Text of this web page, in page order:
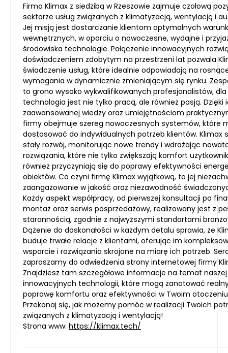
Firma Klimax z siedzibą w Rzeszowie zajmuje czołową
sektorze usług związanych z klimatyzacją, wentylacją i
Jej misją jest dostarczanie klientom optymalnych
wewnętrznych, w oparciu o nowoczesne, wydajne i
środowiska technologie. Połączenie innowacyjnych
doświadczeniem zdobytym na przestrzeni lat pozwala
świadczenie usług, które idealnie odpowiadają na
wymagania w dynamicznie zmieniającym się rynku.
to grono wysoko wykwalifikowanych profesjonalistów,
technologia jest nie tylko pracą, ale również pasją. Dzięki
zaawansowanej wiedzy oraz umiejętnościom
firmy obejmuje szereg nowoczesnych systemów, które
dostosować do indywidualnych potrzeb klientów. Klimax
stały rozwój, monitorując nowe trendy i wdrażając
rozwiązania, które nie tylko zwiększają komfort
również przyczyniają się do poprawy efektywności
obiektów. Co czyni firmę Klimax wyjątkową, to jej
zaangażowanie w jakość oraz niezawodność
Każdy aspekt współpracy, od pierwszej konsultacji po
montaż oraz serwis posprzedażowy, realizowany jest z
starannością, zgodnie z najwyższymi standartami
Dążenie do doskonałości w każdym detalu sprawia, że
buduje trwałe relacje z klientami, oferując im
wsparcie i rozwiązania skrojone na miarę ich potrzeb.
zapraszamy do odwiedzenia strony internetowej firmy
Znajdziesz tam szczegółowe informacje na temat
innowacyjnych technologii, które mogą zanotować
poprawę komfortu oraz efektywności w Twoim
Przekonaj się, jak możemy pomóc w realizacji Twoich
związanych z klimatyzacją i wentylacją!
Strona www: https://klimax.tech/